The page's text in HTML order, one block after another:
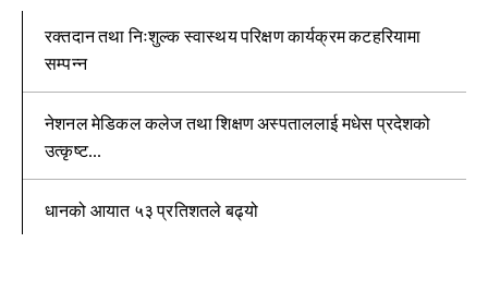
रक्तदान तथा निःशुल्क स्वास्थय परिक्षण कार्यक्रम कटहरियामा
सम्पन्न
नेशनल मेडिकल कलेज तथा शिक्षण अस्पताललाई मधेस प्रदेशको
उत्कृष्ट...
धानको आयात ५३ प्रतिशतले बढ्यो